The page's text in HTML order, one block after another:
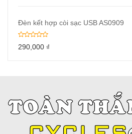
Đèn kết hợp còi sạc USB AS0909
290,000 ₫